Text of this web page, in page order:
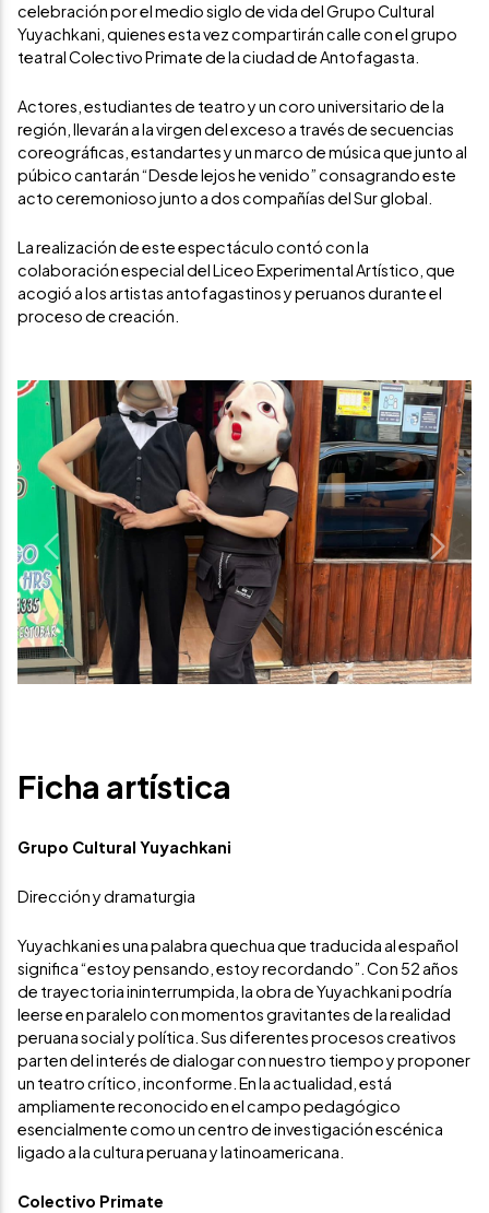
celebración por el medio siglo de vida del Grupo Cultural
Yuyachkani, quienes esta vez compartirán calle con el grupo
teatral Colectivo Primate de la ciudad de Antofagasta.
Actores, estudiantes de teatro y un coro universitario de la
región, llevarán a la virgen del exceso a través de secuencias
coreográficas, estandartes y un marco de música que junto al
púbico cantarán “Desde lejos he venido” consagrando este
acto ceremonioso junto a dos compañías del Sur global.
La realización de este espectáculo contó con la
colaboración especial del Liceo Experimental Artístico, que
acogió a los artistas antofagastinos y peruanos durante el
proceso de creación.
Previous Next
Ficha artística
Grupo Cultural Yuyachkani
Dirección y dramaturgia
Yuyachkani es una palabra quechua que traducida al español
significa “estoy pensando, estoy recordando”. Con 52 años
de trayectoria ininterrumpida, la obra de Yuyachkani podría
leerse en paralelo con momentos gravitantes de la realidad
peruana social y política. Sus diferentes procesos creativos
parten del interés de dialogar con nuestro tiempo y proponer
un teatro crítico, inconforme. En la actualidad, está
ampliamente reconocido en el campo pedagógico
esencialmente como un centro de investigación escénica
ligado a la cultura peruana y latinoamericana.
Colectivo Primate